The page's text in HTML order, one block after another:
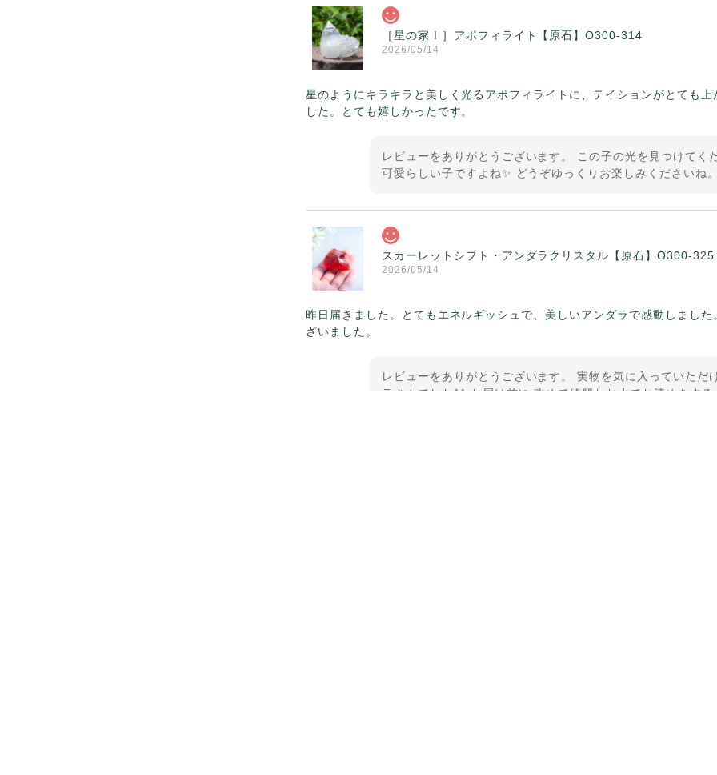
［星の家Ⅰ］アポフィライト【原石】O300-314
2026/05/14
星のようにキラキラと美しく光るアポフィライトに、テイションがとても
した。とても嬉しかったです。
レビューをありがとうございます。 この子の光を見つけて
可愛らしい子ですよね✨ どうぞゆっくりお楽しみくださいね
スカーレットシフト・アンダラクリスタル【原石】O300-325
2026/05/14
昨日届きました。とてもエネルギッシュで、美しいアンダラで感動しまし
ざいました。
レビューをありがとうございます。 実物を気に入っていた
ラさんでした^^ お届け前に 改めて綺麗なお水でお清めをす